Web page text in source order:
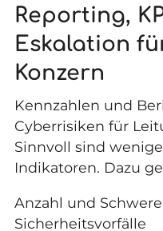
Reporting,
Eskalation
Konzern
Kennzahlen und
Cyberrisiken für
Sinnvoll sind
Indikatoren. Dazu
Anzahl und
Sicherheitsvorfälle